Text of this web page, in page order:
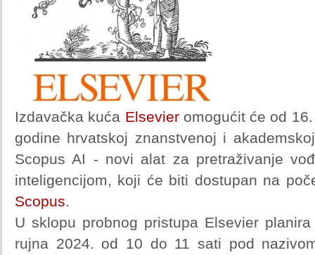
Izdavačka kuća Elsevieromogućit će od
godine hrvatskoj znanstvenoj i
Scopus AI - novi alat za pretraživanje
inteligencijom, koji će biti dostupan na
Scopus.
U sklopu probnog pristupa Elsevier
rujna 2024. od 10 do 11 sati pod